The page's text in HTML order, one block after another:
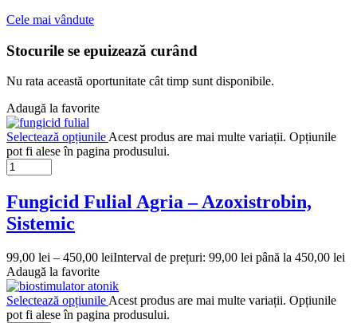
Cele mai vândute
Stocurile se epuizează curând
Nu rata această oportunitate cât timp sunt disponibile.
Adaugă la favorite
Selectează opțiunile Acest produs are mai multe variații. Opțiunile
pot fi alese în pagina produsului.
Fungicid Fulial Agria – Azoxistrobin,
Sistemic
99,00 lei – 450,00 leiInterval de prețuri: 99,00 lei până la 450,00 lei
Adaugă la favorite
Selectează opțiunile Acest produs are mai multe variații. Opțiunile
pot fi alese în pagina produsului.